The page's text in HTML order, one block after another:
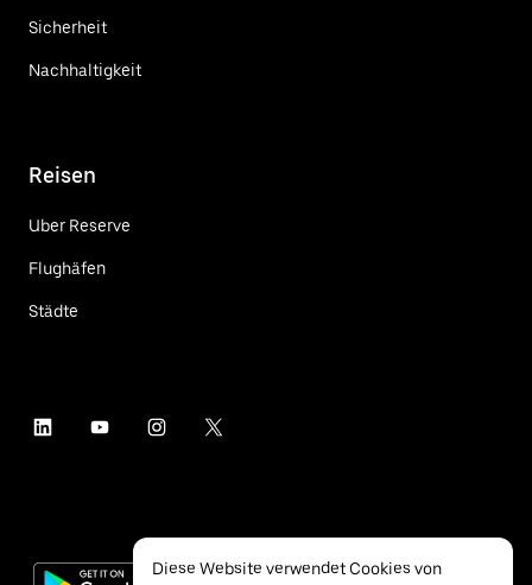
Sicherheit
Nachhaltigkeit
Reisen
Uber Reserve
Flughäfen
Städte
Diese Website verwendet Cookies von